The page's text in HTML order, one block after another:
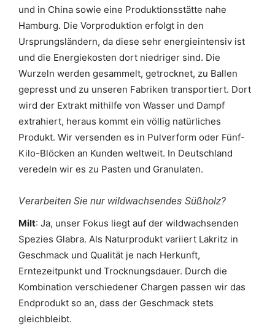
und in China sowie eine Produktionsstätte nahe
Hamburg. Die Vorproduktion erfolgt in den
Ursprungsländern, da diese sehr energieintensiv ist
und die Energiekosten dort niedriger sind. Die
Wurzeln werden gesammelt, getrocknet, zu Ballen
gepresst und zu unseren Fabriken transportiert. Dort
wird der Extrakt mithilfe von Wasser und Dampf
extrahiert, heraus kommt ein völlig natürliches
Produkt. Wir versenden es in Pulverform oder Fünf-
Kilo-Blöcken an Kunden weltweit. In Deutschland
veredeln wir es zu Pasten und Granulaten.
Verarbeiten Sie nur wildwachsendes Süßholz?
Milt: Ja, unser Fokus liegt auf der wildwachsenden
Spezies Glabra. Als Naturprodukt variiert Lakritz in
Geschmack und Qualität je nach Herkunft,
Erntezeitpunkt und Trocknungsdauer. Durch die
Kombination verschiedener Chargen passen wir das
Endprodukt so an, dass der Geschmack stets
gleichbleibt.